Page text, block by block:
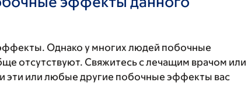
Однако у многих людей побочные
отсутствуют. Свяжитесь с лечащим врачом или
эти или любые другие побочные эффекты вас